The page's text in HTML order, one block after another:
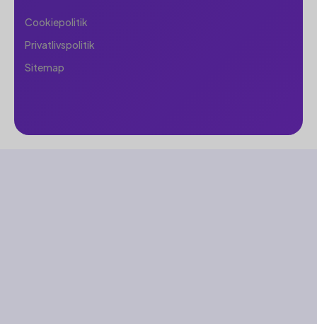
Cookiepolitik
Privatlivspolitik
Sitemap